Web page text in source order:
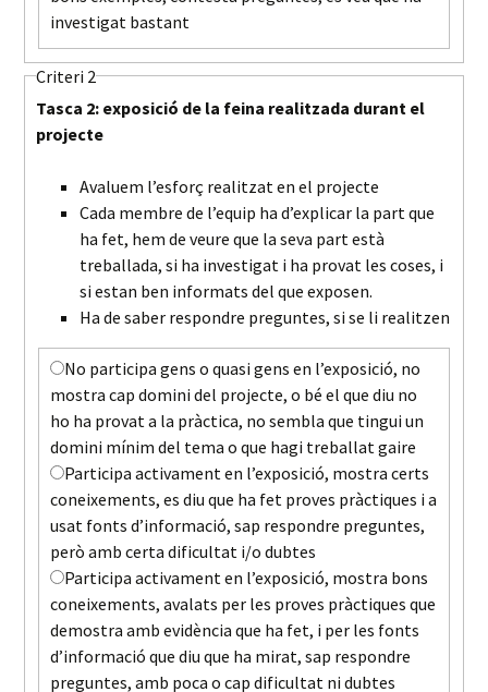
investigat bastant
Criteri 2
Tasca 2: exposició de la feina realitzada durant el
projecte
Avaluem l’esforç realitzat en el projecte
Cada membre de l’equip ha d’explicar la part que
ha fet, hem de veure que la seva part està
treballada, si ha investigat i ha provat les coses, i
si estan ben informats del que exposen.
Ha de saber respondre preguntes, si se li realitzen
No participa gens o quasi gens en l’exposició, no
mostra cap domini del projecte, o bé el que diu no
ho ha provat a la pràctica, no sembla que tingui un
domini mínim del tema o que hagi treballat gaire
Participa activament en l’exposició, mostra certs
coneixements, es diu que ha fet proves pràctiques i a
usat fonts d’informació, sap respondre preguntes,
però amb certa dificultat i/o dubtes
Participa activament en l’exposició, mostra bons
coneixements, avalats per les proves pràctiques que
demostra amb evidència que ha fet, i per les fonts
d’informació que diu que ha mirat, sap respondre
preguntes, amb poca o cap dificultat ni dubtes